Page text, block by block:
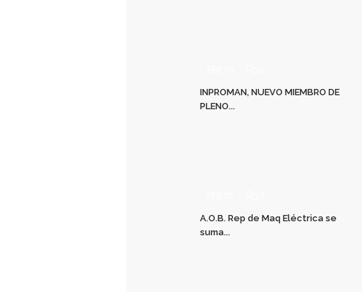
INPROMAN, NUEVO MIEMBRO DE
PLENO...
A.O.B. Rep de Maq Eléctrica se
suma...